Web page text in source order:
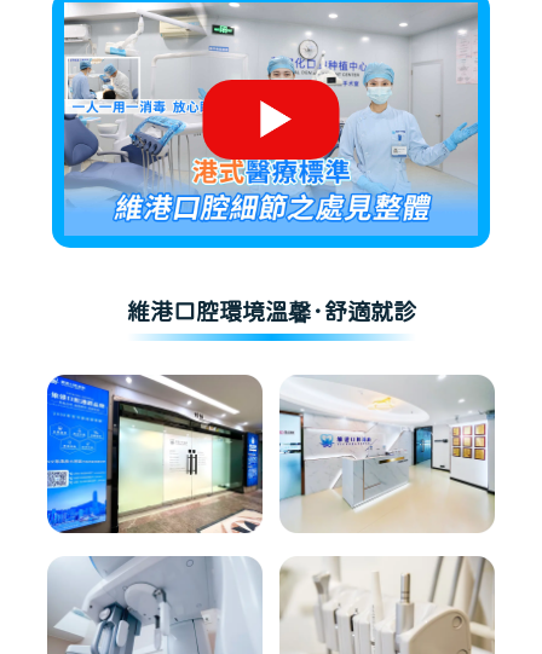
維港口腔環境溫馨·舒適就診